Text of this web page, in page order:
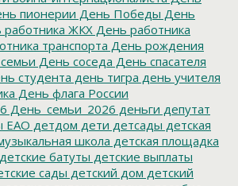
пионерии День Победы День
работника ЖКХ День работника
транспорта День рождения
День соседа День спасателя
студента день тигра день учителя
День флага России
День_семьи_2026 деньги депутат
ЕАО детдом дети детсады детская
школа детская площадка
детские батуты детские выплаты
сады детский дом детский